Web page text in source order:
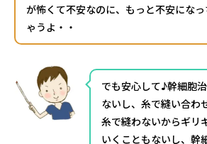
が怖くて不安なのに、もっと不安になっ
ゃうよ・・
でも安心して♪幹細胞
ないし、糸で縫い合わ
糸で縫わないからギリ
いくこともないし、幹